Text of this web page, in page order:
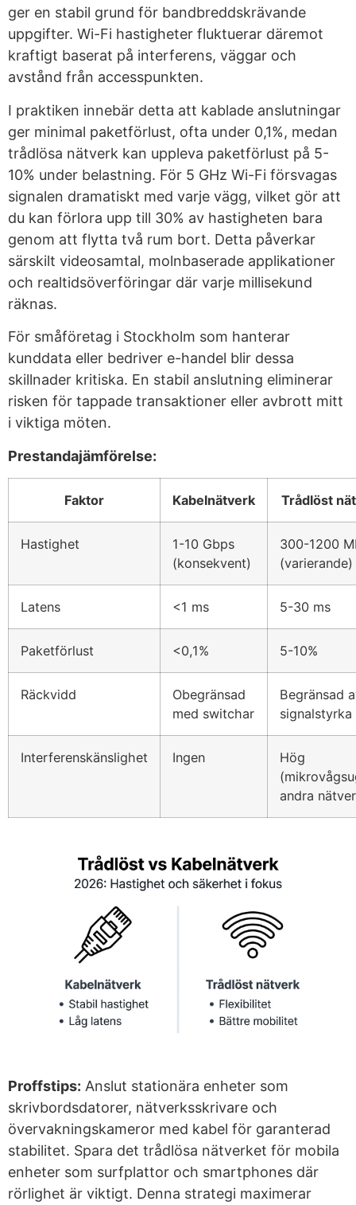
ger en stabil grund för bandbreddskrävande
uppgifter. Wi-Fi hastigheter fluktuerar däremot
kraftigt baserat på interferens, väggar och
avstånd från accesspunkten.
I praktiken innebär detta att kablade anslutningar
ger minimal paketförlust, ofta under 0,1%, medan
trådlösa nätverk kan uppleva paketförlust på 5-
10% under belastning. För 5 GHz Wi-Fi försvagas
signalen dramatiskt med varje vägg, vilket gör att
du kan förlora upp till 30% av hastigheten bara
genom att flytta två rum bort. Detta påverkar
särskilt videosamtal, molnbaserade applikationer
och realtidsöverföringar där varje millisekund
räknas.
För småföretag i Stockholm som hanterar
kunddata eller bedriver e-handel blir dessa
skillnader kritiska. En stabil anslutning eliminerar
risken för tappade transaktioner eller avbrott mitt
i viktiga möten.
Prestandajämförelse:
Faktor Kabelnätverk Trådlöst
Hastighet
1-10 Gbps
(konsekvent)
300-1200
(varierande)
Latens <1 ms 5-30 ms
Paketförlust <0,1% 5-10%
Räckvidd
Obegränsad
med switchar
Begränsad
signalstyrka
Interferenskänslighet Ingen
Hög
andra
Proffstips: Anslut stationära enheter som
skrivbordsdatorer, nätverksskrivare och
övervakningskameror med kabel för garanterad
stabilitet. Spara det trådlösa nätverket för mobila
enheter som surfplattor och smartphones där
rörlighet är viktigt. Denna strategi maximerar